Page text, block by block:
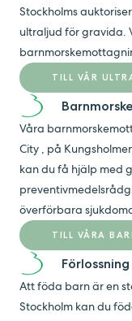
Stockholms
ultraljud för gravida.
TILL VÅR
Våra
City , på
kan du få hjälp med
överförbara
TILL VÅRA
Att föda barn är en
Stockholm kan du